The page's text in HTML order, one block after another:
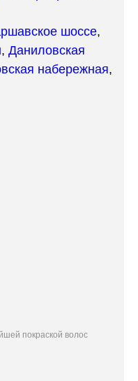
шоссе,
, Даниловская
набережная,
покраской волос